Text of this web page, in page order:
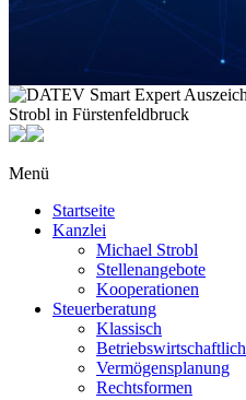
Menü
Startseite
Kanzlei
Michael Strobl
Stellenangebote
Kooperationen
Steuerberatung
Klassisch
Betriebswirtschaftlich
Vermögensplanung
Rechtsformen